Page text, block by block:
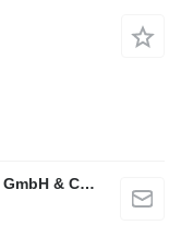
alga Nutzfahrzeug- und Baumaschinen GmbH & Co. KG